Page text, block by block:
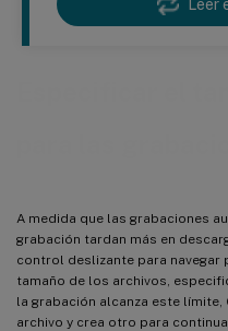
Leer
A medida que las grabaciones
grabación tardan más en
control deslizante para navegar
tamaño de los archivos,
la grabación alcanza este
archivo y crea otro para